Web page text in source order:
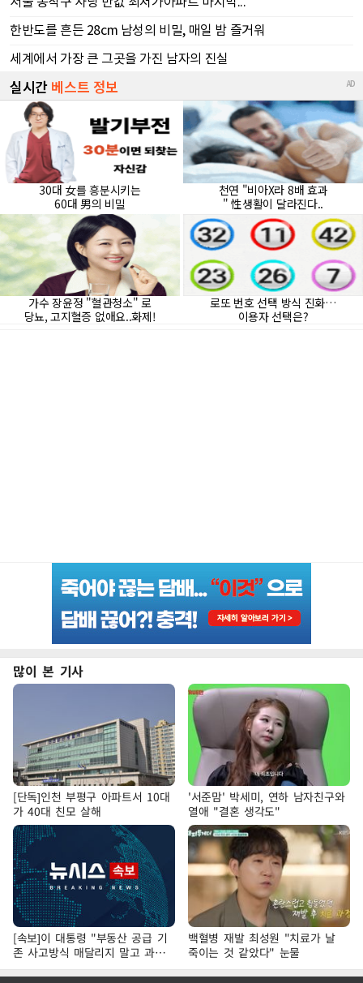
많이 본 기사
[단독]인천 부평구 아파트서 10대
가 40대 친모 살해
'서준맘' 박세미, 연하 남자친구와
열애 "결혼 생각도"
[속보]이 대통령 "부동산 공급 기
존 사고방식 매달리지 말고 과감
히 실천"
백혈병 재발 최성원 "치료가 날
죽이는 것 같았다" 눈물